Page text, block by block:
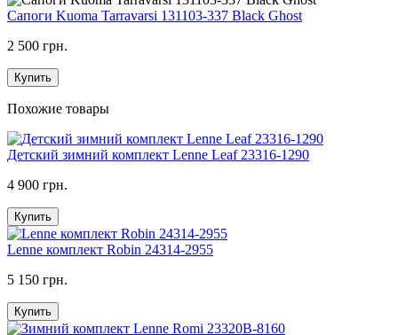
Сапоги Kuoma Tarravarsi 131103-337 Black Ghost
2 500 грн.
Купить
Похожие товары
Детский зимний комплект Lenne Leaf 23316-1290
4 900 грн.
Купить
Lenne комплект Robin 24314-2955
5 150 грн.
Купить